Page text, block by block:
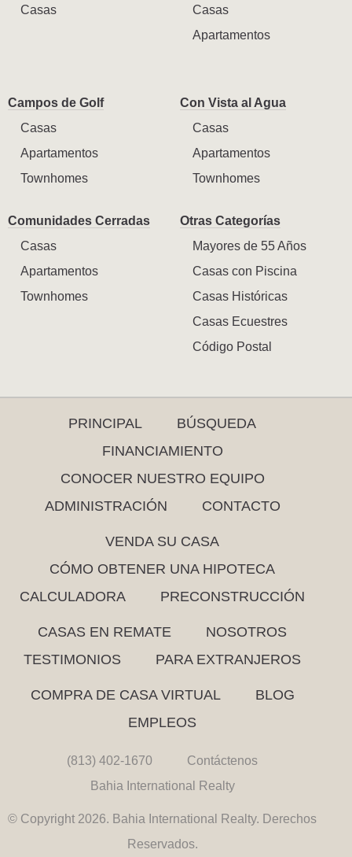
Casas
Casas
Apartamentos
Campos de Golf
Casas
Apartamentos
Townhomes
Con Vista al Agua
Casas
Apartamentos
Townhomes
Comunidades Cerradas
Casas
Apartamentos
Townhomes
Otras Categorías
Mayores de 55 Años
Casas con Piscina
Casas Históricas
Casas Ecuestres
Código Postal
PRINCIPAL
BÚSQUEDA
FINANCIAMIENTO
CONOCER NUESTRO EQUIPO
ADMINISTRACIÓN
CONTACTO
VENDA SU CASA
CÓMO OBTENER UNA HIPOTECA
CALCULADORA
PRECONSTRUCCIÓN
CASAS EN REMATE
NOSOTROS
TESTIMONIOS
PARA EXTRANJEROS
COMPRA DE CASA VIRTUAL
BLOG
EMPLEOS
(813) 402-1670
Contáctenos
Bahia International Realty
© Copyright 2026. Bahia International Realty. Derechos
Reservados.